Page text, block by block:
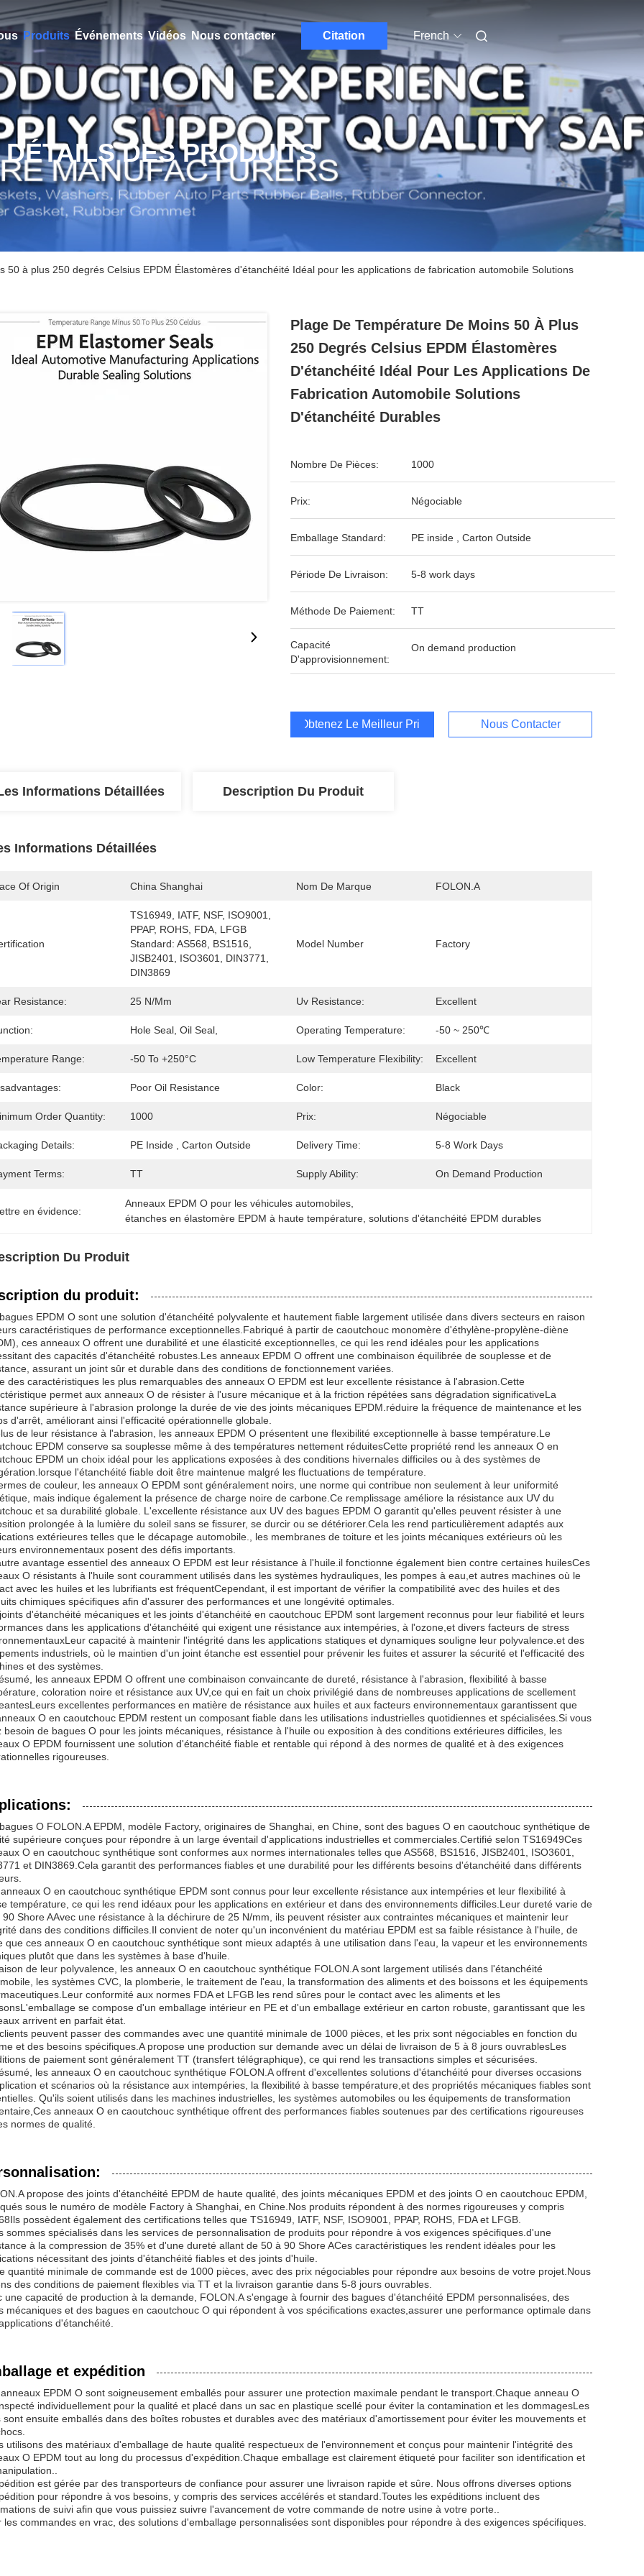
Produits Événements Vidéos Nous contacter Citation French
DÉTAILS DES PRODUITS
50 à plus 250 degrés Celsius EPDM Élastomères d'étanchéité Idéal pour les applications de fabrication automobile Solutions
Plage De Température De Moins 50 À Plus
250 Degrés Celsius EPDM Élastomères
D'étanchéité Idéal Pour Les Applications De
Fabrication Automobile Solutions
D'étanchéité Durables
Nombre De Pièces: 1000
Prix: Négociable
Emballage Standard: PE inside , Carton Outside
Période De Livraison: 5-8 work days
Méthode De Paiement: TT
Capacité
D'approvisionnement:
On demand production
Obtenez Le Meilleur Prix Nous Contacter
Informations Détaillées Description Du Produit
Informations Détaillées
Of Origin China Shanghai Nom De Marque FOLON.A
TS16949, IATF, NSF, ISO9001,
PPAP, ROHS, FDA, LFGB
Standard: AS568, BS1516,
JISB2401, ISO3601, DIN3771,
DIN3869
Model Number Factory
Resistance: 25 N/mm Uv Resistance: Excellent
Hole Seal, Oil Seal, Operating Temperature: -50 ~ 250℃
Range: -50 To +250°C Low Temperature Flexibility: Excellent
Poor Oil Resistance Color: Black
Order Quantity: 1000 Prix: Négociable
Details: PE Inside , Carton Outside Delivery Time: 5-8 Work Days
Terms: TT Supply Ability: On Demand Production
en évidence:
Anneaux EPDM O pour les véhicules automobiles
étanches en élastomère EPDM à haute température , solutions d'étanchéité EPDM durables
Du Produit
du produit:
EPDM O sont une solution d'étanchéité polyvalente et hautement fiable largement utilisée dans divers secteurs en raison
caractéristiques de performance exceptionnelles.Fabriqué à partir de caoutchouc monomère d'éthylène-propylène-diène
ces anneaux O offrent une durabilité et une élasticité exceptionnelles, ce qui les rend idéales pour les applications
des capacités d'étanchéité robustes.Les anneaux EPDM O offrent une combinaison équilibrée de souplesse et de
assurant un joint sûr et durable dans des conditions de fonctionnement variées.
des caractéristiques les plus remarquables des anneaux O EPDM est leur excellente résistance à l'abrasion.Cette
permet aux anneaux O de résister à l'usure mécanique et à la friction répétées sans dégradation significativeLa
supérieure à l'abrasion prolonge la durée de vie des joints mécaniques EPDM.réduire la fréquence de maintenance et les
d'arrêt, améliorant ainsi l'efficacité opérationnelle globale.
de leur résistance à l'abrasion, les anneaux EPDM O présentent une flexibilité exceptionnelle à basse température.Le
EPDM conserve sa souplesse même à des températures nettement réduitesCette propriété rend les anneaux O en
EPDM un choix idéal pour les applications exposées à des conditions hivernales difficiles ou à des systèmes de
l'étanchéité fiable doit être maintenue malgré les fluctuations de température.
de couleur, les anneaux O EPDM sont généralement noirs, une norme qui contribue non seulement à leur uniformité
mais indique également la présence de charge noire de carbone.Ce remplissage améliore la résistance aux UV du
et sa durabilité globale. L'excellente résistance aux UV des bagues EPDM O garantit qu'elles peuvent résister à une
prolongée à la lumière du soleil sans se fissurer, se durcir ou se détériorer.Cela les rend particulièrement adaptés aux
extérieures telles que le décapage automobile., les membranes de toiture et les joints mécaniques extérieurs où les
environnementaux posent des défis importants.
avantage essentiel des anneaux O EPDM est leur résistance à l'huile.il fonctionne également bien contre certaines huilesCes
O résistants à l'huile sont couramment utilisés dans les systèmes hydrauliques, les pompes à eau,et autres machines où le
avec les huiles et les lubrifiants est fréquentCependant, il est important de vérifier la compatibilité avec des huiles et des
chimiques spécifiques afin d'assurer des performances et une longévité optimales.
d'étanchéité mécaniques et les joints d'étanchéité en caoutchouc EPDM sont largement reconnus pour leur fiabilité et leurs
dans les applications d'étanchéité qui exigent une résistance aux intempéries, à l'ozone,et divers facteurs de stress
capacité à maintenir l'intégrité dans les applications statiques et dynamiques souligne leur polyvalence.et des
industriels, où le maintien d'un joint étanche est essentiel pour prévenir les fuites et assurer la sécurité et l'efficacité des
et des systèmes.
les anneaux EPDM O offrent une combinaison convaincante de dureté, résistance à l'abrasion, flexibilité à basse
coloration noire et résistance aux UV,ce qui en fait un choix privilégié dans de nombreuses applications de scellement
excellentes performances en matière de résistance aux huiles et aux facteurs environnementaux garantissent que
O en caoutchouc EPDM restent un composant fiable dans les utilisations industrielles quotidiennes et spécialisées.Si vous
besoin de bagues O pour les joints mécaniques, résistance à l'huile ou exposition à des conditions extérieures difficiles, les
O EPDM fournissent une solution d'étanchéité fiable et rentable qui répond à des normes de qualité et à des exigences
rigoureuses.
O FOLON.A EPDM, modèle Factory, originaires de Shanghai, en Chine, sont des bagues O en caoutchouc synthétique de
supérieure conçues pour répondre à un large éventail d'applications industrielles et commerciales.Certifié selon TS16949Ces
O en caoutchouc synthétique sont conformes aux normes internationales telles que AS568, BS1516, JISB2401, ISO3601,
et DIN3869.Cela garantit des performances fiables et une durabilité pour les différents besoins d'étanchéité dans différents
O en caoutchouc synthétique EPDM sont connus pour leur excellente résistance aux intempéries et leur flexibilité à
température, ce qui les rend idéaux pour les applications en extérieur et dans des environnements difficiles.Leur dureté varie de
90 Shore AAvec une résistance à la déchirure de 25 N/mm, ils peuvent résister aux contraintes mécaniques et maintenir leur
dans des conditions difficiles.Il convient de noter qu'un inconvénient du matériau EPDM est sa faible résistance à l'huile, de
que ces anneaux O en caoutchouc synthétique sont mieux adaptés à une utilisation dans l'eau, la vapeur et les environnements
plutôt que dans les systèmes à base d'huile.
de leur polyvalence, les anneaux O en caoutchouc synthétique FOLON.A sont largement utilisés dans l'étanchéité
les systèmes CVC, la plomberie, le traitement de l'eau, la transformation des aliments et des boissons et les équipements
conformité aux normes FDA et LFGB les rend sûres pour le contact avec les aliments et les
se compose d'un emballage intérieur en PE et d'un emballage extérieur en carton robuste, garantissant que les
arrivent en parfait état.
peuvent passer des commandes avec une quantité minimale de 1000 pièces, et les prix sont négociables en fonction du
et des besoins spécifiques.A propose une production sur demande avec un délai de livraison de 5 à 8 jours ouvrablesLes
de paiement sont généralement TT (transfert télégraphique), ce qui rend les transactions simples et sécurisées.
les anneaux O en caoutchouc synthétique FOLON.A offrent d'excellentes solutions d'étanchéité pour diverses occasions
et scénarios où la résistance aux intempéries, la flexibilité à basse température,et des propriétés mécaniques fiables sont
Qu'ils soient utilisés dans les machines industrielles, les systèmes automobiles ou les équipements de transformation
anneaux O en caoutchouc synthétique offrent des performances fiables soutenues par des certifications rigoureuses
normes de qualité.
propose des joints d'étanchéité EPDM de haute qualité, des joints mécaniques EPDM et des joints O en caoutchouc EPDM,
sous le numéro de modèle Factory à Shanghai, en Chine.Nos produits répondent à des normes rigoureuses y compris
possèdent également des certifications telles que TS16949, IATF, NSF, ISO9001, PPAP, ROHS, FDA et LFGB.
sommes spécialisés dans les services de personnalisation de produits pour répondre à vos exigences spécifiques.d'une
à la compression de 35% et d'une dureté allant de 50 à 90 Shore ACes caractéristiques les rendent idéales pour les
nécessitant des joints d'étanchéité fiables et des joints d'huile.
quantité minimale de commande est de 1000 pièces, avec des prix négociables pour répondre aux besoins de votre projet.Nous
des conditions de paiement flexibles via TT et la livraison garantie dans 5-8 jours ouvrables.
une capacité de production à la demande, FOLON.A s'engage à fournir des bagues d'étanchéité EPDM personnalisées, des
mécaniques et des bagues en caoutchouc O qui répondent à vos spécifications exactes,assurer une performance optimale dans
d'étanchéité.
et expédition
EPDM O sont soigneusement emballés pour assurer une protection maximale pendant le transport.Chaque anneau O
individuellement pour la qualité et placé dans un sac en plastique scellé pour éviter la contamination et les dommagesLes
sont ensuite emballés dans des boîtes robustes et durables avec des matériaux d'amortissement pour éviter les mouvements et
utilisons des matériaux d'emballage de haute qualité respectueux de l'environnement et conçus pour maintenir l'intégrité des
O EPDM tout au long du processus d'expédition.Chaque emballage est clairement étiqueté pour faciliter son identification et
est gérée par des transporteurs de confiance pour assurer une livraison rapide et sûre. Nous offrons diverses options
pour répondre à vos besoins, y compris des services accélérés et standard.Toutes les expéditions incluent des
de suivi afin que vous puissiez suivre l'avancement de votre commande de notre usine à votre porte..
les commandes en vrac, des solutions d'emballage personnalisées sont disponibles pour répondre à des exigences spécifiques.